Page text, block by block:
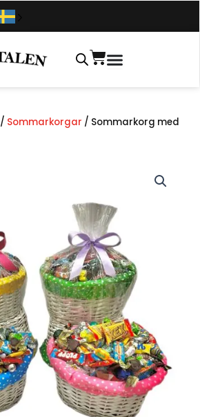
Varukorg
/ Sommarkorgar / Sommarkorg med